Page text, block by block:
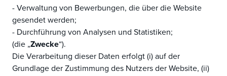
- Verwaltung von Bewerbungen, die über die Website
gesendet werden;
- Durchführung von Analysen und Statistiken;
(die „Zwecke“).
Die Verarbeitung dieser Daten erfolgt (i) auf der
Grundlage der Zustimmung des Nutzers der Website, (ii)